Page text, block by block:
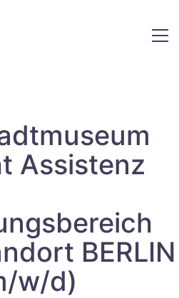
Assistenz
BERLIN
w/d)